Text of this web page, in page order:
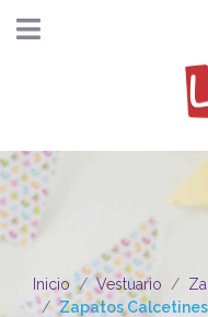
Inicio Vestuario
Zapatos Calcetines